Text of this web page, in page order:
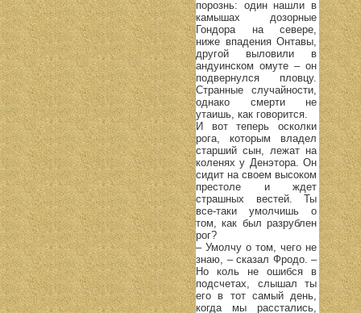
порознь: один нашли в
камышах дозорные
Гондора на севере,
ниже впадения Онтавы,
другой выловили в
андуинском омуте – он
подвернулся пловцу.
Странные случайности,
однако смерти не
утаишь, как говорится.
И вот теперь осколки
рога, которым владел
старший сын, лежат на
коленях у Денэтора. Он
сидит на своем высоком
престоле и ждет
страшных вестей. Ты
все-таки умолчишь о
том, как был разрублен
рог?
– Умолчу о том, чего не
знаю, – сказал Фродо. –
Но коль не ошибся в
подсчетах, слышал ты
его в тот самый день,
когда мы расстались,